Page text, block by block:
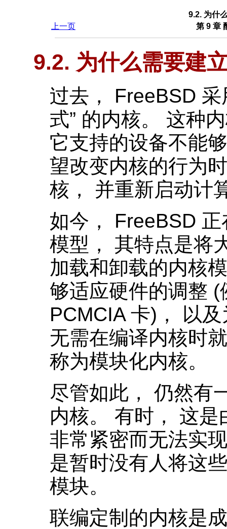
9.2. 为什
上一页
第 9 章
9.2. 为什么需要建
过去， FreeBSD
式” 的内核。 这种
它支持的设备不能
望改变内核的行为
核， 并重新启动计
如今， FreeBSD
模型， 其特点是将
加载和卸载的内核
够适应硬件的调整
PCMCIA 卡)， 以
无需在编译内核时
称为模块化内核。
尽管如此， 仍然有
内核。 有时， 这
非常紧密而无法实
是暂时没有人将这
模块。
联编定制的内核是